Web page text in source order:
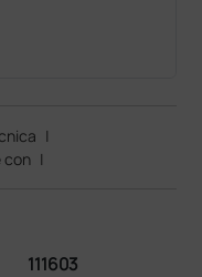
|
con |
111603